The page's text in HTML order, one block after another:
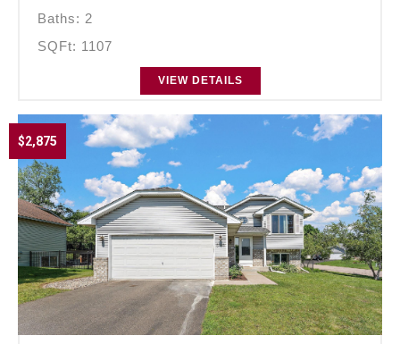
Baths: 2
SQFt: 1107
VIEW DETAILS
$2,875